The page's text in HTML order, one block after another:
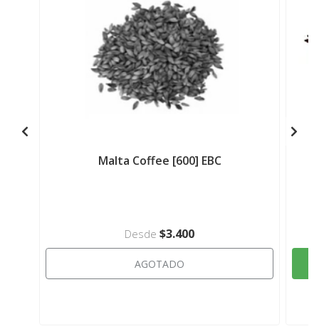
Malta Coffee [600] EBC
Desde $3.400
AGOTADO